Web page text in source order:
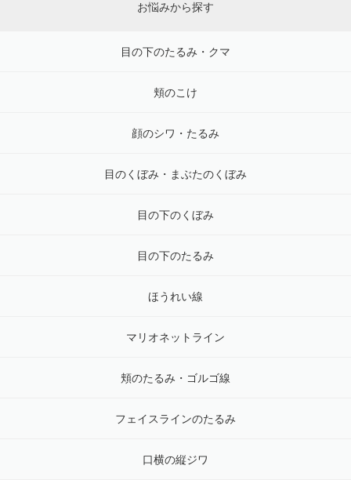
お悩みから探す
目の下のたるみ・クマ
頬のこけ
顔のシワ・たるみ
目のくぼみ・まぶたのくぼみ
目の下のくぼみ
目の下のたるみ
ほうれい線
マリオネットライン
頬のたるみ・ゴルゴ線
フェイスラインのたるみ
口横の縦ジワ